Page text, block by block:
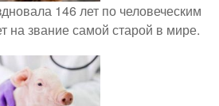
146 лет по человеческим
на звание самой старой в мире.